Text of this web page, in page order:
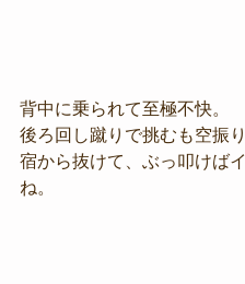
背中に乗られて至極不快。
後ろ回し蹴りで挑むも空振り
宿から抜けて、ぶっ叩けば
ね。